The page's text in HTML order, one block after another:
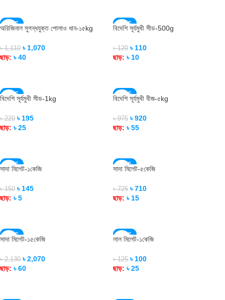
SALE
SOLD OUT
অরিজিনাল সুগন্ধযুক্ত পোলাও ধান-১৫kg
৳1,110 ৳ 1,070
ছাড়: ৳40
SALE
SOLD OUT
বিদেশি সূর্যমুখী সীড-500g
৳120 ৳ 110
ছাড়: ৳ 10
SALE
SOLD OUT
বিদেশি সূর্যমুখী সীড-1kg
৳220 ৳ 195
ছাড়: ৳25
SALE
SOLD OUT
বিদেশি সূর্যমুখী বীজ-৫kg
৳975 ৳920
ছাড়: ৳55
SALE
সাদা মিলেট-১কেজি
৳150 ৳ 145
ছাড়: ৳5
SALE
সাদা মিলেট-৫কেজি
৳725 ৳710
ছাড়: ৳ 15
SALE
সাদা মিলেট-১৫কেজি
৳2,130 ৳2,070
ছাড়: ৳60
SALE
লাল মিলেট-১কেজি
৳125 ৳ 100
ছাড়: ৳25